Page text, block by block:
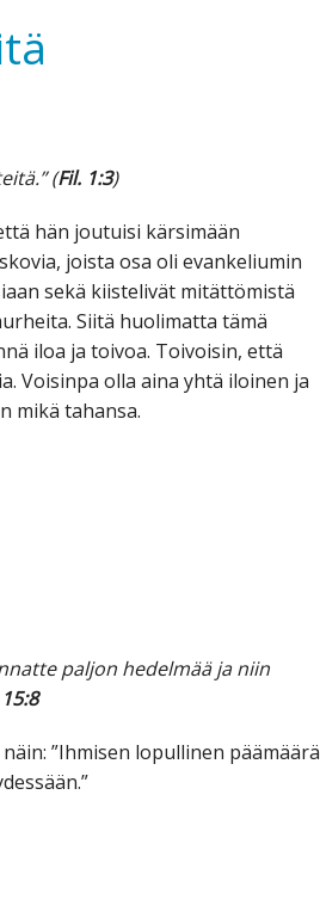
(Fil. 1:3)
hän joutuisi kärsimään
joista osa oli evankeliumin
sekä kiistelivät mitättömistä
Siitä huolimatta tämä
iloa ja toivoa. Toivoisin, että
Voisinpa olla aina yhtä iloinen ja
mikä tahansa.
paljon hedelmää ja niin
”Ihmisen lopullinen päämäärä